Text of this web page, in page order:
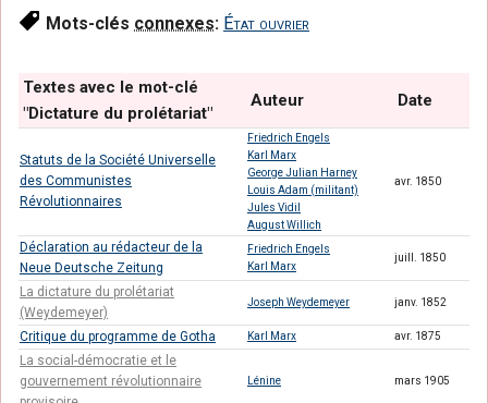
Mots-clés connexes: État ouvrier
Textes avec le mot-clé
"Dictature du prolétariat"
Auteur Date
Statuts de la Société Universelle
des Communistes
Révolutionnaires
Friedrich Engels
Karl Marx
George Julian Harney
Louis Adam (militant)
Jules Vidil
August Willich
avr. 1850
Déclaration au rédacteur de la
Neue Deutsche Zeitung
Friedrich Engels
Karl Marx
juill. 1850
La dictature du prolétariat
(Weydemeyer)
Joseph Weydemeyer janv. 1852
Critique du programme de Gotha Karl Marx avr. 1875
La social-démocratie et le
gouvernement révolutionnaire
Lénine mars 1905